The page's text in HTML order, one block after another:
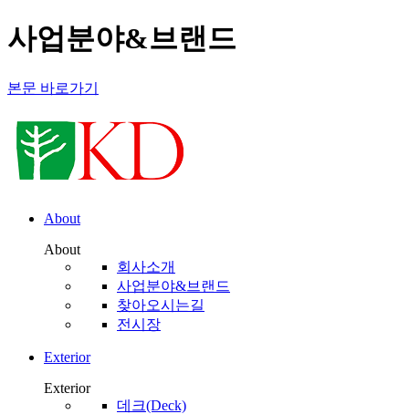
사업분야&브랜드
본문 바로가기
About
About
회사소개
사업분야&브랜드
찾아오시는길
전시장
Exterior
Exterior
데크(Deck)